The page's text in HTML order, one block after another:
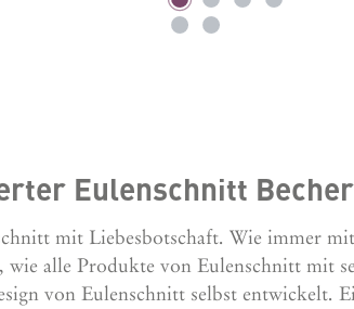
Eulenschnitt
mit Liebesbotschaft. Wie immer
alle Produkte von Eulenschnitt mit
von Eulenschnitt selbst